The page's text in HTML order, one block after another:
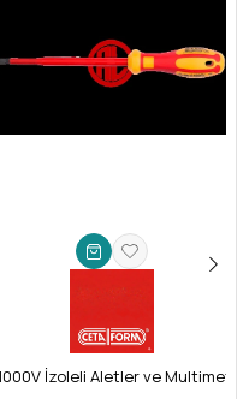
İzoleli Aletler ve